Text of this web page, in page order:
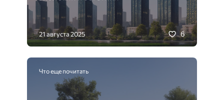
21 августа 2025 6
Что еще почитать